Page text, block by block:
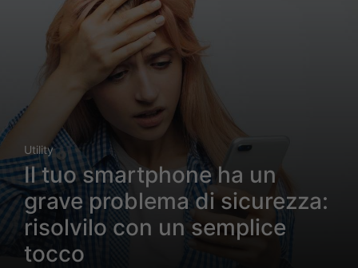
Utility
Il tuo smartphone ha un
grave problema di sicurezza:
risolvilo con un semplice
tocco